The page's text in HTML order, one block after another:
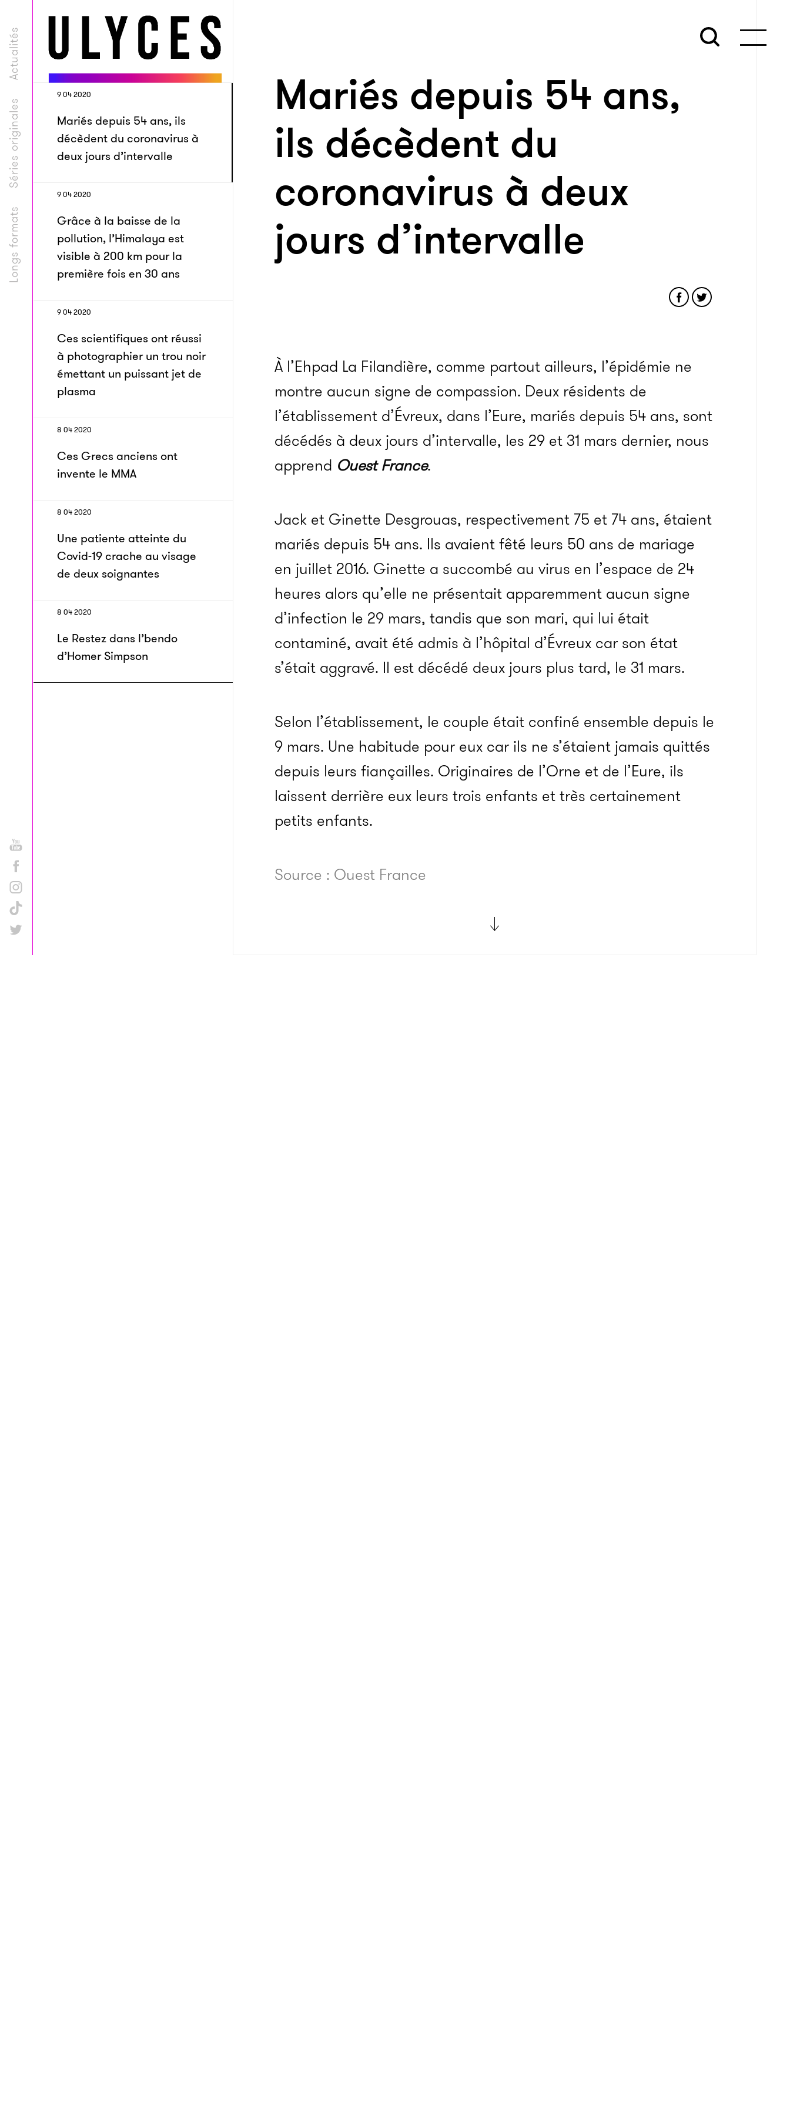
Longs formats
Séries originales
Actualités
9 04 2020
Mariés depuis 54 ans, ils
décèdent du coronavirus à
deux jours d’intervalle
9 04 2020
Grâce à la baisse de la
pollution, l’Himalaya est
visible à 200 km pour la
première fois en 30 ans
9 04 2020
Ces scientifiques ont réussi
à photographier un trou noir
émettant un puissant jet de
plasma
8 04 2020
Ces Grecs anciens ont
invente le MMA
8 04 2020
Une patiente atteinte du
Covid-19 crache au visage
de deux soignantes
8 04 2020
Le Restez dans l’bendo
d’Homer Simpson
Mariés depuis 54 ans,
ils décèdent du
coronavirus à deux
jours d’intervalle
À l’Ehpad La Filandière, comme partout ailleurs, l’épidémie ne
montre aucun signe de compassion. Deux résidents de
l’établissement d’Évreux, dans l’Eure, mariés depuis 54 ans, sont
décédés à deux jours d’intervalle, les 29 et 31 mars dernier, nous
apprend Ouest France.
Jack et Ginette Desgrouas, respectivement 75 et 74 ans, étaient
mariés depuis 54 ans. Ils avaient fêté leurs 50 ans de mariage
en juillet 2016. Ginette a succombé au virus en l’espace de 24
heures alors qu’elle ne présentait apparemment aucun signe
d’infection le 29 mars, tandis que son mari, qui lui était
contaminé, avait été admis à l’hôpital d’Évreux car son état
s’était aggravé. Il est décédé deux jours plus tard, le 31 mars.
Selon l’établissement, le couple était confiné ensemble depuis le
9 mars. Une habitude pour eux car ils ne s’étaient jamais quittés
depuis leurs fiançailles. Originaires de l’Orne et de l’Eure, ils
laissent derrière eux leurs trois enfants et très certainement
petits enfants.
Source : Ouest France